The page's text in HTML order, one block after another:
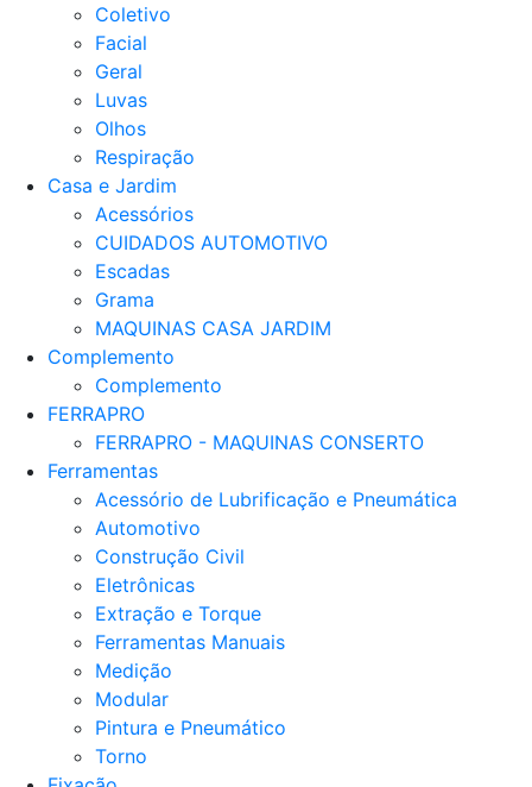
Coletivo
Facial
Geral
Luvas
Olhos
Respiração
Casa e Jardim
Acessórios
CUIDADOS AUTOMOTIVO
Escadas
Grama
MAQUINAS CASA JARDIM
Complemento
Complemento
FERRAPRO
FERRAPRO - MAQUINAS CONSERTO
Ferramentas
Acessório de Lubrificação e Pneumática
Automotivo
Construção Civil
Eletrônicas
Extração e Torque
Ferramentas Manuais
Medição
Modular
Pintura e Pneumático
Torno